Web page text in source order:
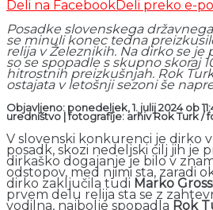
Deli na FacebookDeli preko e-
Posadke slovenskega
se minuli konec tedna
relija v Železnikih. Na dirko se je
so se spopadle s skupno skoraj
hitrostnih preizkušnjah. Rok
ostajata v letošnji sezoni še
Objavljeno: ponedeljek, 1. julij 2024 ob
uredništvo | fotografije: arhiv Rok Turk /
V slovenski konkurenci je dirko
posadk, skozi nedeljski cilj jih je
dirkaško dogajanje je bilo v
odstopov, med njimi sta, zaradi
dirko zaključila tudi Marko
prvem delu relija sta se z
vodilna, najbolje spopadla Rok